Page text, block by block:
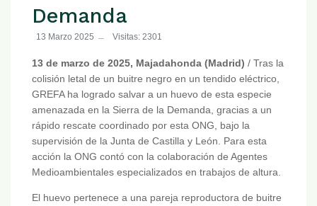
Demanda
13 Marzo 2025 Visitas: 2301
13 de marzo de 2025, Majadahonda (Madrid) / Tras la
colisión letal de un buitre negro en un tendido eléctrico,
GREFA ha logrado salvar a un huevo de esta especie
amenazada en la Sierra de la Demanda, gracias a un
rápido rescate coordinado por esta ONG, bajo la
supervisión de la Junta de Castilla y León. Para esta
acción la ONG contó con la colaboración de Agentes
Medioambientales especializados en trabajos de altura.
El huevo pertenece a una pareja reproductora de buitre